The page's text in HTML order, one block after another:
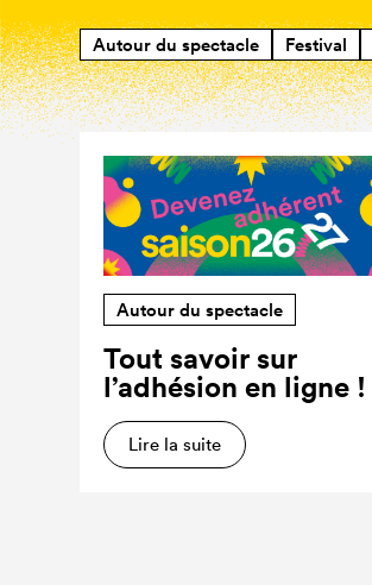
Autour du spectacle Festival
Autour du spectacle
Tout savoir sur
l’adhésion en ligne !
Lire la suite